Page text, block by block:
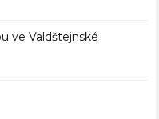
ve Valdštejnské